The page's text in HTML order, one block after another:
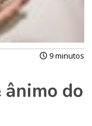
9 minutos
do